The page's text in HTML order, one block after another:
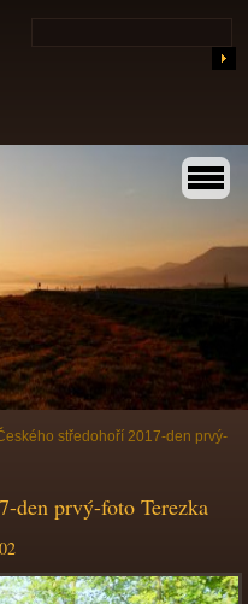
středohoří 2017-den prvý-
den prvý-foto Terezka